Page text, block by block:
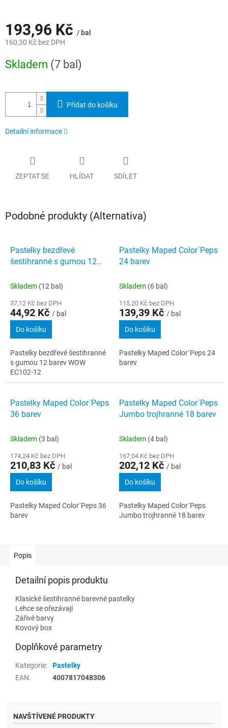
193,96 Kč / bal
160,30 Kč bez DPH
cena:
Skladem (7 bal)
Přidat do košíku
Detailní informace
ZEPTAT SE HLÍDAT SDÍLET
Podobné produkty (Alternativa)
Pastelky bezdřevé
šestihranné s gumou 12
Skladem (12 bal)
37,12 Kč bez DPH
44,92 Kč / bal
Do košíku
Pastelky bezdřevé šestihranné
s gumou 12 barev WOW
EC102-12
Pastelky Maped Color´Peps
24 barev
Skladem (6 bal)
115,20 Kč bez DPH
139,39 Kč / bal
Do košíku
Pastelky Maped Color´Peps 24
barev
Pastelky Maped Color´Peps
36 barev
Skladem (3 bal)
174,24 Kč bez DPH
210,83 Kč / bal
Do košíku
Pastelky Maped Color´Peps 36
barev
Pastelky Maped Color´Peps
Jumbo trojhranné 18 barev
Skladem (4 bal)
167,04 Kč bez DPH
202,12 Kč / bal
Do košíku
Pastelky Maped Color´Peps
Jumbo trojhranné 18 barev
Popis
Detailní popis produktu
Klasické šestihranné barevné pastelky
Lehce se ořezávají
Zářivé barvy
Kovový box
Doplňkové parametry
Kategorie:
Pastelky
EAN: 4007817048306
NAVŠTÍVENÉ PRODUKTY